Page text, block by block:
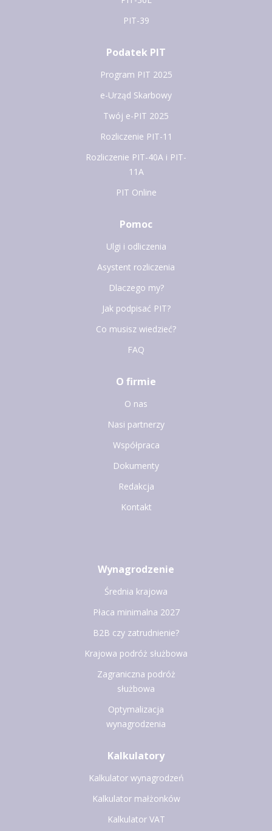
PIT-39
Podatek PIT
Program PIT 2025
e-Urząd Skarbowy
Twój e-PIT 2025
Rozliczenie PIT-11
Rozliczenie PIT-40A i PIT-
11A
PIT Online
Pomoc
Ulgi i odliczenia
Asystent rozliczenia
Dlaczego my?
Jak podpisać PIT?
Co musisz wiedzieć?
FAQ
O firmie
O nas
Nasi partnerzy
Współpraca
Dokumenty
Redakcja
Kontakt
Wynagrodzenie
Średnia krajowa
Płaca minimalna 2027
B2B czy zatrudnienie?
Krajowa podróż służbowa
Zagraniczna podróż
służbowa
Optymalizacja
wynagrodzenia
Kalkulatory
Kalkulator wynagrodzeń
Kalkulator małżonków
Kalkulator VAT